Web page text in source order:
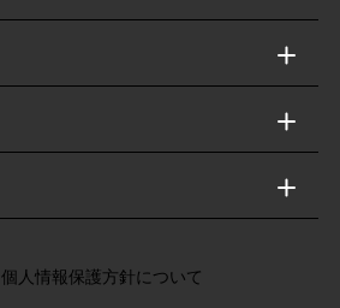
個人情報保護方針について